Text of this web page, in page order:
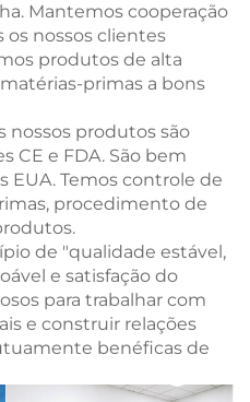
Mantemos cooperação
nossos clientes
produtos de alta
primas a bons
nossos produtos são
CE e FDA. São bem
EUA. Temos controle de
procedimento de
de "qualidade estável,
e satisfação do
para trabalhar com
e construir relações
benéficas de